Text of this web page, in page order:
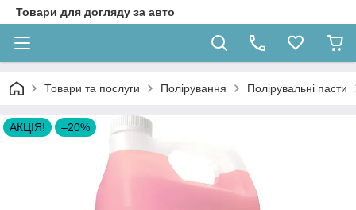
Товари для догляду за авто
Товари та послуги Полірування Полірувальні пасти
АКЦІЯ! –20%